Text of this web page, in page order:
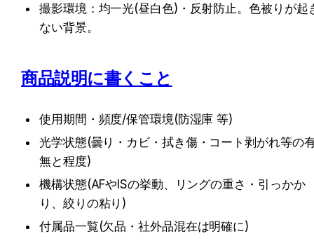
撮影環境：均一光(昼白色)・反射防止。色被りが起
ない背景。
商品説明に書くこと
使用期間・頻度/保管環境(防湿庫 等)
光学状態(曇り・カビ・拭き傷・コート剥がれ等の
無と程度)
機構状態(AFやISの挙動、リングの重さ・引っかか
り、絞りの粘り)
付属品一覧(欠品・社外品混在は明確に)